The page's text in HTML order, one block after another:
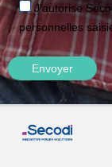
J'autorise
personnelles